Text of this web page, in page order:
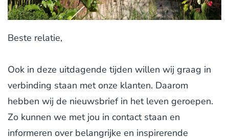
Beste relatie,
Ook in deze uitdagende tijden willen wij graag in
verbinding staan met onze klanten. Daarom
hebben wij de nieuwsbrief in het leven geroepen.
Zo kunnen we met jou in contact staan en
informeren over belangrijke en inspirerende